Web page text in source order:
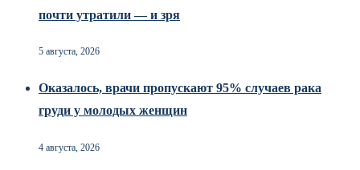
почти утратили — и зря
5 августа, 2026
Оказалось, врачи пропускают 95% случаев рака
груди у молодых женщин
4 августа, 2026